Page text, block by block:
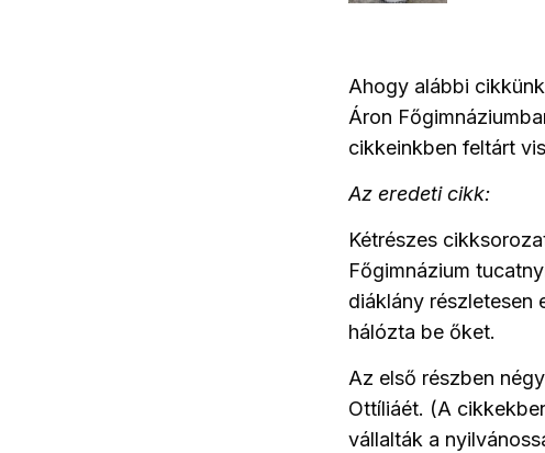
Ahogy alábbi
Áron
cikkeinkben feltárt
Az eredeti cikk:
Kétrészes
Főgimnázium
diáklány részletesen
hálózta be őket.
Az első részben
Ottíliáét. (A
vállalták a